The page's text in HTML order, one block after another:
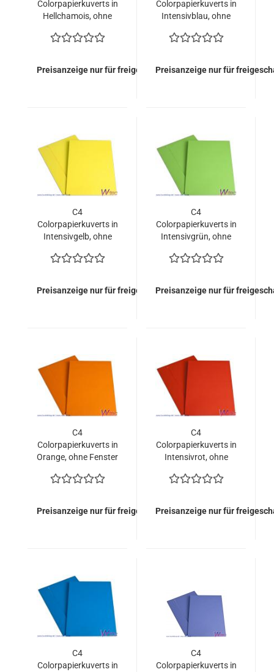
Colorpapierkuverts in
Hellchamois, ohne
= 126,00 EURO)
Preisanzeige nur für freigeschaltete Kunden
Colorpapierkuverts in
Intensivblau, ohne
= 126,00 EURO)
Preisanzeige nur für
C4
Colorpapierkuverts in
Intensivgelb, ohne
= 126,00 EURO)
Preisanzeige nur für freigeschaltete Kunden
C4
Colorpapierkuverts in
Intensivgrün, ohne
= 126,00 EURO)
Preisanzeige nur für
C4
Colorpapierkuverts in
Orange, ohne Fenster
126,00 EURO)
Preisanzeige nur für freigeschaltete Kunden
C4
Colorpapierkuverts in
Intensivrot, ohne
= 126,00 EURO)
Preisanzeige nur für
C4
Colorpapierkuverts in
C4
Colorpapierkuverts in